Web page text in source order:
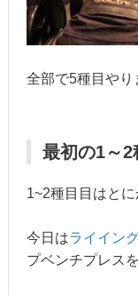
全部で5種目やり
最初の1～
1~2種目目はと
今日はライイン
プベンチプレス